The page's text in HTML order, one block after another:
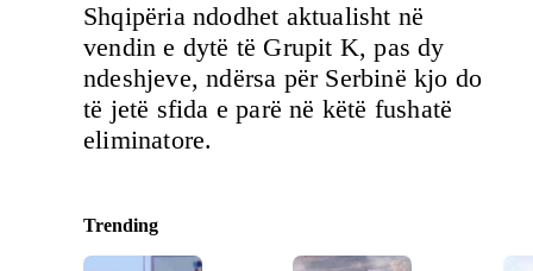
Shqipëria ndodhet aktualisht në
vendin e dytë të Grupit K, pas dy
ndeshjeve, ndërsa për Serbinë kjo do
të jetë sfida e parë në këtë fushatë
eliminatore.
Trending